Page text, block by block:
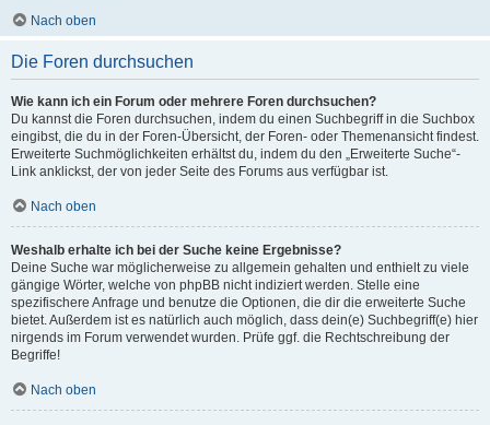
Nach oben
Die Foren durchsuchen
Wie kann ich ein Forum oder mehrere Foren durchsuchen?
Du kannst die Foren durchsuchen, indem du einen Suchbegriff in die Suchbox
eingibst, die du in der Foren-Übersicht, der Foren- oder Themenansicht findest.
Erweiterte Suchmöglichkeiten erhältst du, indem du den „Erweiterte Suche“-
Link anklickst, der von jeder Seite des Forums aus verfügbar ist.
Nach oben
Weshalb erhalte ich bei der Suche keine Ergebnisse?
Deine Suche war möglicherweise zu allgemein gehalten und enthielt zu viele
gängige Wörter, welche von phpBB nicht indiziert werden. Stelle eine
spezifischere Anfrage und benutze die Optionen, die dir die erweiterte Suche
bietet. Außerdem ist es natürlich auch möglich, dass dein(e) Suchbegriff(e) hier
nirgends im Forum verwendet wurden. Prüfe ggf. die Rechtschreibung der
Begriffe!
Nach oben